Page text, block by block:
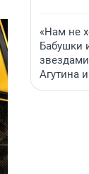
«Нам не
Бабушки
Агутина